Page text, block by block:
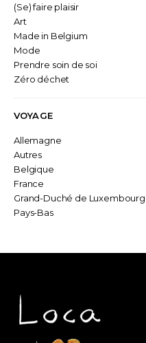
(Se) faire plaisir
Art
Made in Belgium
Mode
Prendre soin de soi
Zéro déchet
VOYAGE
Allemagne
Autres
Belgique
France
Grand-Duché de Luxembourg
Pays-Bas